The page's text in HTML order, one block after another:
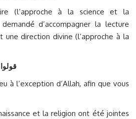
(l’approche à la science et la
d’accompagner la lecture
direction divine (l’approche à la
قولوا
à l’exception d’Allah, afin que vous
et la religion ont été jointes